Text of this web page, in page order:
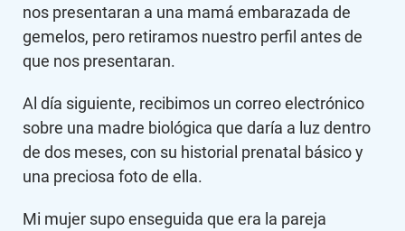
nos presentaran a una mamá embarazada de
gemelos, pero retiramos nuestro perfil antes de
que nos presentaran.
Al día siguiente, recibimos un correo electrónico
sobre una madre biológica que daría a luz dentro
de dos meses, con su historial prenatal básico y
una preciosa foto de ella.
Mi mujer supo enseguida que era la pareja